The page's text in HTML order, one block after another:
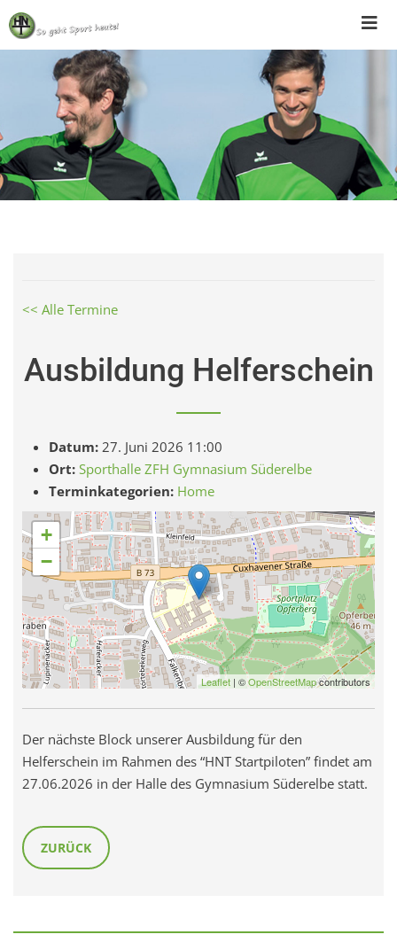
Skip
to
content
<< Alle Termine
Ausbildung Helferschein
Datum: 27. Juni 2026 11:00
Ort: Sporthalle ZFH Gymnasium Süderelbe
Terminkategorien: Home
+
−
Leaflet | ©OpenStreetMapcontributors
Der nächste Block unserer Ausbildung für den
Helferschein im Rahmen des “HNT Startpiloten” findet am
27.06.2026 in der Halle des Gymnasium Süderelbe statt.
ZURÜCK